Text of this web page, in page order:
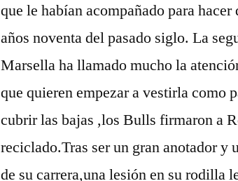
que le habían acompañado para
años noventa del pasado siglo. La
Marsella ha llamado mucho la
que quieren empezar a vestirla como
cubrir las bajas ,los Bulls firmaron a
reciclado.Tras ser un gran anotador
de su carrera,una lesión en su rodilla